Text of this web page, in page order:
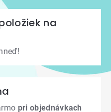
na
pri objednávkach